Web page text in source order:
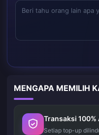
MENGAPA MEMILIH
Transaksi
Setiap top-up